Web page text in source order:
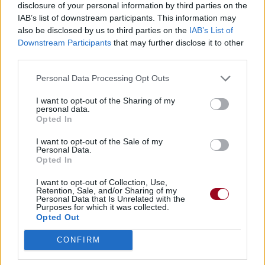
disclosure of your personal information by third parties on the
IAB’s list of downstream participants. This information may
also be disclosed by us to third parties on the IAB’s List of
Downstream Participants that may further disclose it to other
Personal Data Processing Opt Outs
I want to opt-out of the Sharing of my
personal data.
Opted In
I want to opt-out of the Sale of my
Personal Data.
Opted In
I want to opt-out of Collection, Use,
Retention, Sale, and/or Sharing of my
Personal Data that Is Unrelated with the
Purposes for which it was collected.
Opted Out
CONFIRM